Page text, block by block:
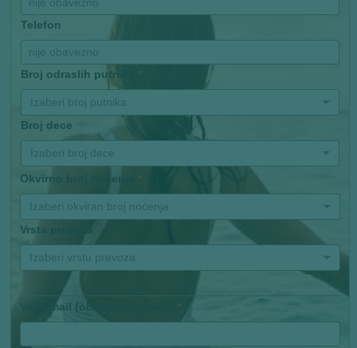
Telefon
Broj odraslih putnika *
Izaberi broj putnika
Broj dece
Izaberi broj dece
Okvirno broj noćenja *
Izaberi okviran broj noćenja
Vrsta prevoza
Izaberi vrstu prevoza
Vaš Email (obaveznan unos) *